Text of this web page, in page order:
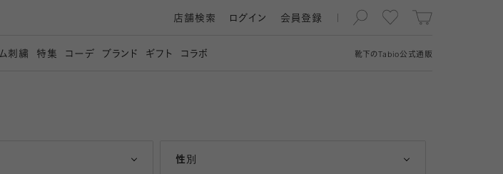
靴下の Tabio公式通販
店舗検索 ログイン 会員登録
刺繍 特集 コーデ ブランド ギフト コラボ
性別
女性